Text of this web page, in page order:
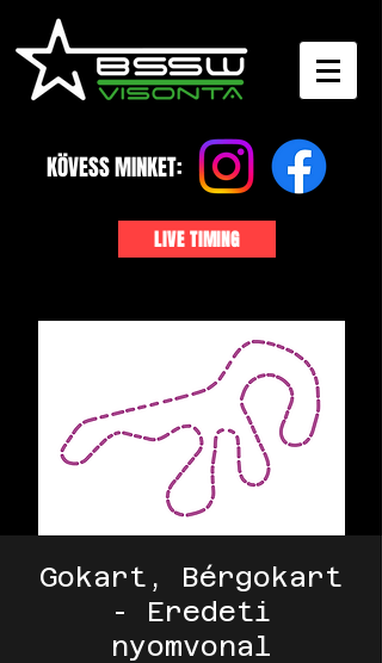
KÖVESS MINKET:
LIVE TIMING
Gokart, Bérgokart
- Eredeti
nyomvonal